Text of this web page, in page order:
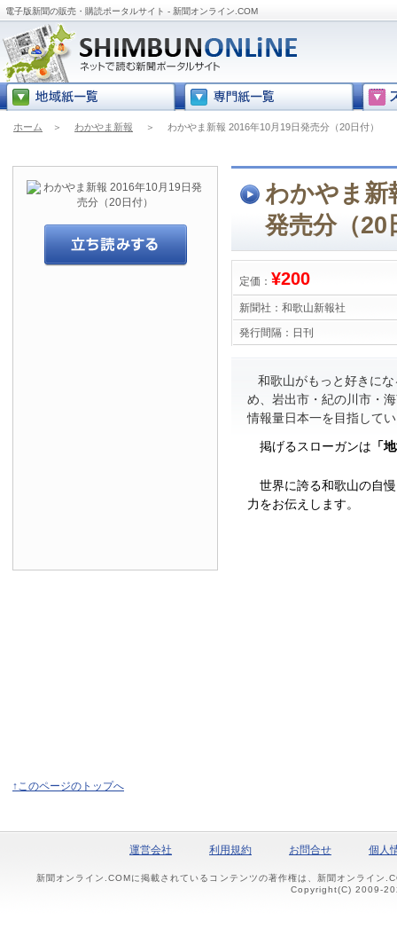
電子版新聞の販売・購読ポータルサイト - 新聞オンライン.COM
ホーム ＞ わかやま新報 ＞ わかやま新報 2016年10月19日発売分（20日付）
わかやま新
発売分（20
定価： ¥200
新聞社： 和歌山新報社
発行間隔： 日刊
和歌山がもっと好きに
め、岩出市・紀の川市・
情報量日本一を目指して
掲げるスローガンは 「
世界に誇る和歌山の自
力をお伝えします。
↑このページのトップへ
運営会社 利用規約 お問合せ 個人
新聞オンライン.COMに掲載されているコンテンツの著作権は、新聞オンライン
Copyright(C) 2009-